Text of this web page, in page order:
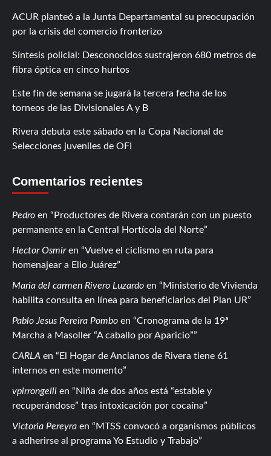
ACUR planteó a la Junta Departamental su preocupación
por la crisis del comercio fronterizo
Síntesis policial: Desconocidos sustrajeron 680 metros de
fibra óptica en cinco hurtos
Este fin de semana se jugará la tercera fecha de los
torneos de las Divisionales A y B
Rivera debuta este sábado en la Copa Nacional de
Selecciones juveniles de OFI
Comentarios recientes
Pedro en
Productores de Rivera contarán con un puesto
permanente en la Central Hortícola del Norte
Hector Osmiren
Vuelve el ciclismo en ruta para
homenajear a Elio Juárez
Maria del carmen Rivero Luzardo en
Ministerio de Vivienda
habilita consulta en línea para beneficiarios del Plan UR
Pablo Jesus Pereira Pombo en
Cronograma de la 19ª
Marcha a Masoller “A caballo por Aparicio”
CARLA en
El Hogar de Ancianos de Rivera tiene 61
internos en este momento
vpirrongelli en
Niña de dos años está “estable y
recuperándose” tras intoxicación por cocaína
Victoria Pereyra en
MTSS convocó a organismos públicos
a adherirse al programa Yo Estudio y Trabajo